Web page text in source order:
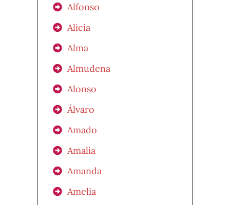
Alfonso
Alicia
Alma
Almudena
Alonso
Álvaro
Amado
Amalia
Amanda
Amelia